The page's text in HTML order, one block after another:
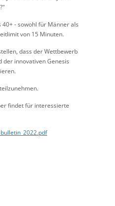
- sowohl für Männer als
von 15 Minuten.
dass der Wettbewerb
der innovativen Genesis
findet für interessierte